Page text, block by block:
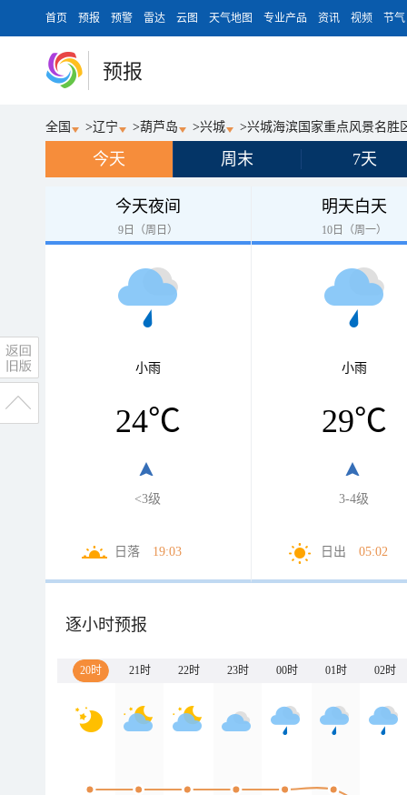
首页 预报 预警 雷达 云图 天气地图 专业产品 资讯 视频 节气
预报
全国 >辽宁 >葫芦岛 >兴城 >兴城海滨国家重点风景名胜
今天 周末 7天
今天夜间
9日（周日）
小雨
24℃
<3级
日落 19:03
明天白天
10日（周一）
小雨
29℃
3-4级
日出 05:02
逐小时预报
20时 21时 22时 23时 00时 01时 02时